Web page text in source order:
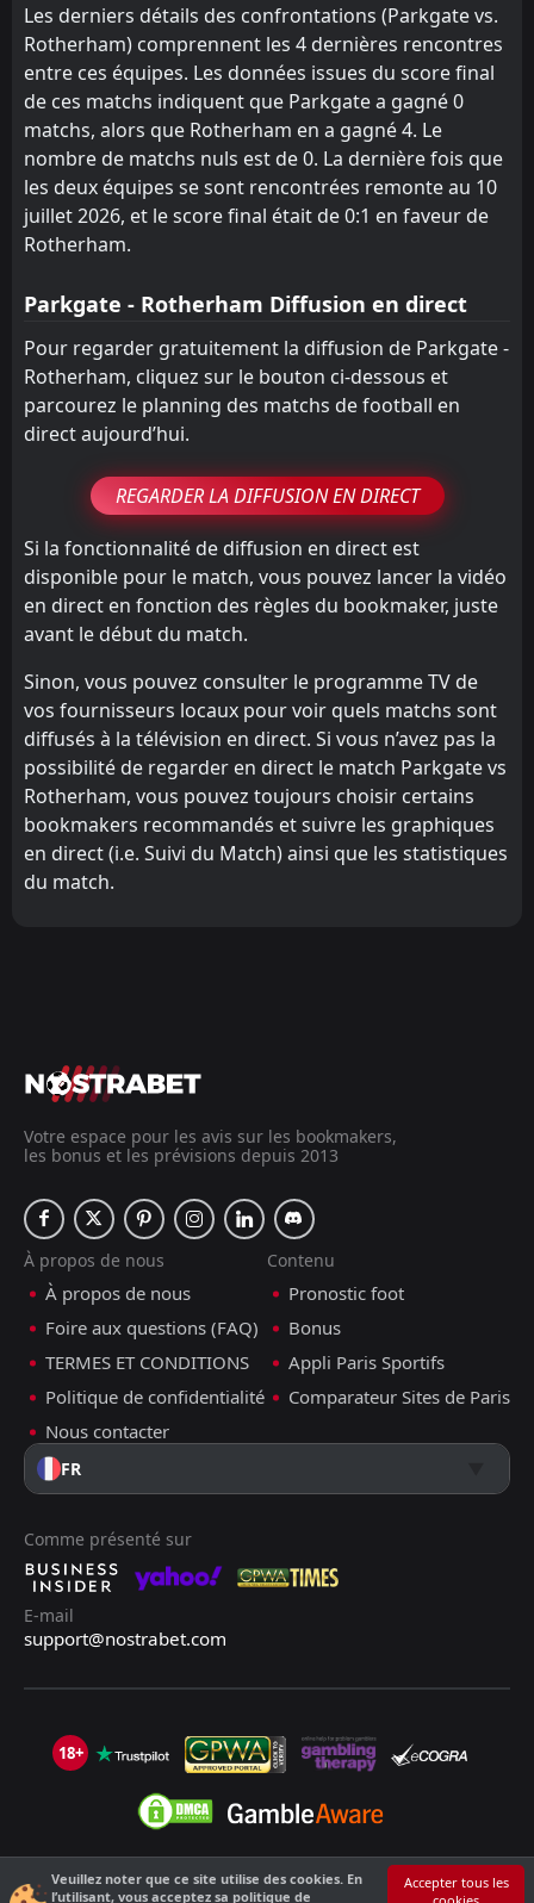
Veuillez noter que ce site utilise des cookies. En
l’utilisant, vous acceptez sa politique de
Accepter tous les
FT
11Apr
Rotherham
Barnsley
1
3
18:45
07Apr
Port Vale
Rotherham
1
0
Les derniers détails des confrontations (Parkgate vs.
Rotherham) comprennent les 4 dernières rencontres
entre ces équipes. Les données issues du score final
de ces matchs indiquent que Parkgate a gagné 0
matchs, alors que Rotherham en a gagné 4. Le
nombre de matchs nuls est de 0. La dernière fois que
les deux équipes se sont rencontrées remonte au 10
juillet 2026, et le score final était de 0:1 en faveur de
Rotherham.
Parkgate - Rotherham Diffusion en direct
Pour regarder gratuitement la diffusion de Parkgate -
Rotherham, cliquez sur le bouton ci-dessous et
parcourez le planning des matchs de football en
direct aujourd’hui.
REGARDER LA DIFFUSION EN DIRECT
Si la fonctionnalité de diffusion en direct est
disponible pour le match, vous pouvez lancer la vidéo
en direct en fonction des règles du bookmaker, juste
avant le début du match.
Sinon, vous pouvez consulter le programme TV de
vos fournisseurs locaux pour voir quels matchs sont
diffusés à la télévision en direct. Si vous n’avez pas la
possibilité de regarder en direct le match Parkgate vs
Rotherham, vous pouvez toujours choisir certains
bookmakers recommandés et suivre les graphiques
en direct (i.e. Suivi du Match) ainsi que les statistiques
du match.
Votre espace pour les avis sur les bookmakers,
les bonus et les prévisions depuis 2013
À propos de nous
À propos de nous
Foire aux questions (FAQ)
TERMES ET CONDITIONS
Politique de confidentialité
Nous contacter
Contenu
Pronostic foot
Bonus
Appli Paris Sportifs
Comparateur Sites de Paris
FR
Comme présenté sur
E-mail
support@nostrabet.com
18+
©2013 - 2026 Nostrabet.com - Tous les droits sont réservés. Ce site n'est